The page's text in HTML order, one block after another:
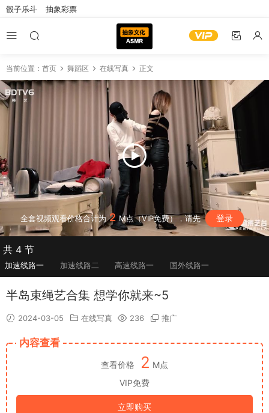
骰子乐斗 抽象彩票
当前位置： 首页 舞蹈区 在线写真 正文
全套视频观看价格合计为 2 M点（VIP免费），请先 登录
共 4 节
加速线路一 加速线路二 高速线路一 国外线路一
半岛束绳艺合集 想学你就来~5
2024-03-05 在线写真 236 推广
内容查看
查看价格 2 M点
VIP免费
立即购买